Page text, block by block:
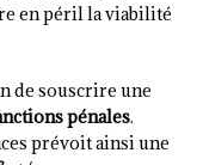
en péril la viabilité
de souscrire une
pénales.
prévoit ainsi une